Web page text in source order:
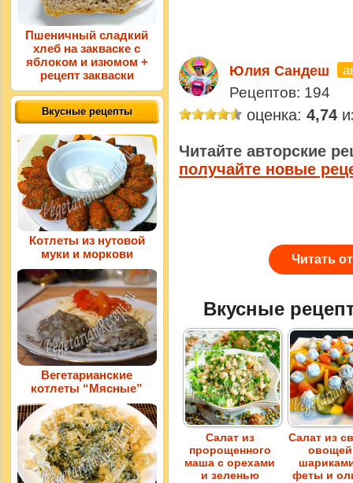
Юлия Сандеш
Рецептов: 194
оценка: 4,74
Читайте авторские
получайте новые
Читать
Вкусные
Салат из
пророщенного
маша с орехами
и зеленью
Салат из
овощей
феты и
Пшеничный сладкий
хлеб на закваске с
яблоком и изюмом +
рецепт закваски
Вкусные рецепты
Котлеты из нутовой
муки и моркови
Вегетарианские
котлеты “Мясные”